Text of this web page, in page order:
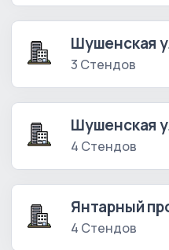
Шушенская
3 Стендов
Шушенская
4 Стендов
Янтарный
4 Стендов